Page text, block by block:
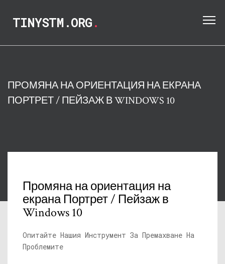
TINYSTM.ORG.
ПРОМЯНА НА ОРИЕНТАЦИЯ НА ЕКРАНА
ПОРТРЕТ / ПЕЙЗАЖ В WINDOWS 10
Промяна на ориентация на
екрана Портрет / Пейзаж в
Windows 10
Опитайте Нашия Инструмент За Премахване На
Проблемите